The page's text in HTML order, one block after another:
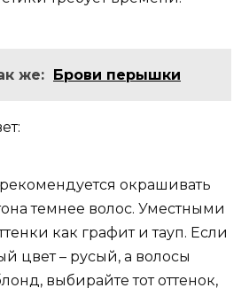
же: Брови перышки
окрашивать
темнее волос. Уместными
как графит и тауп. Если
цвет – русый, а волосы
выбирайте тот оттенок,